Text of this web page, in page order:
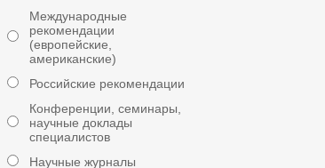
Международные
рекомендации
(европейские,
американские)
Российские рекомендации
Конференции, семинары,
научные доклады
специалистов
Научные журналы